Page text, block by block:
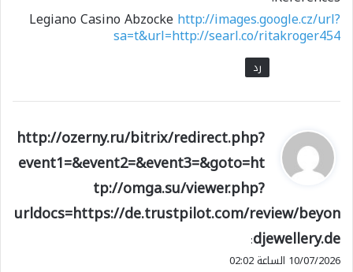
Legiano Casino Abzockehttp://images.google.cz/url?
sa=t&url=http://searl.co/ritakroger454
رد
ي
ق
و
ل
http://ozerny.ru/bitrix/redirect.php?
event1=&event2=&event3=&goto=ht
tp://omga.su/viewer.php?
urldocs=https://de.trustpilot.com/review/beyon
djewellery.de
:
10/07/2026 الساعة 02:02